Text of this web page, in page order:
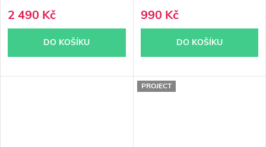
2 490 Kč
DO KOŠÍKU
990 Kč
DO KOŠÍKU
PROJECT